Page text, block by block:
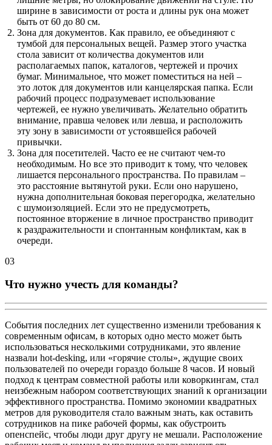
ширине в зависимости от роста и длины рук она может
быть от 60 до 80 см.
Зона для документов. Как правило, ее объединяют с
тумбой для персональных вещей. Размер этого участка
стола зависит от количества документов или
располагаемых папок, каталогов, чертежей и прочих
бумаг. Минимальное, что может поместиться на ней –
это лоток для документов или канцелярская папка. Если
рабочий процесс подразумевает использование
чертежей, ее нужно увеличивать. Желательно обратить
внимание, правша человек или левша, и расположить
эту зону в зависимости от устоявшейся рабочей
привычки.
Зона для посетителей. Часто ее не считают чем-то
необходимым. Но все это приводит к тому, что человек
лишается персонального пространства. По правилам –
это расстояние вытянутой руки. Если оно нарушено,
нужна дополнительная боковая перегородка, желательно
с шумоизоляцией. Если это не предусмотреть,
постоянное вторжение в личное пространство приводит
к раздражительности и спонтанным конфликтам, как в
очереди.
03
Что нужно учесть для команды?
События последних лет существенно изменили требования к
современным офисам, в которых одно место может быть
использоваться несколькими сотрудниками, это явление
назвали hot-desking, или «горячие столы», ждущие своих
пользователей по очереди гораздо больше 8 часов. И новый
подход к центрам совместной работы или коворкингам, стал
неизбежным набором соответствующих знаний к организации
эффективного пространства. Помимо экономии квадратных
метров для руководителя стало важным знать, как оставить
сотрудников на пике рабочей формы, как обустроить
опенспейс, чтобы люди друг другу не мешали. Расположение